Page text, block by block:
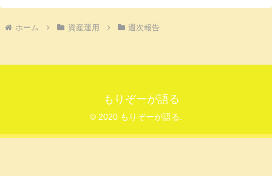
ホーム 資産運用 週次報告
もりぞーが語る
© 2020 もりぞーが語る.